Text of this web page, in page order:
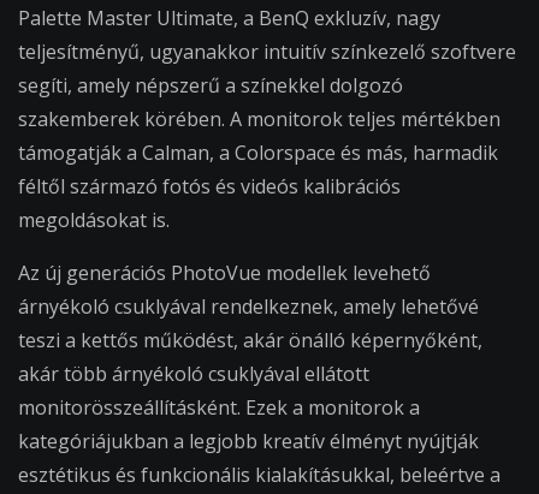
Palette Master Ultimate, a BenQ exkluzív, nagy
teljesítményű, ugyanakkor intuitív színkezelő szoftvere
segíti, amely népszerű a színekkel dolgozó
szakemberek körében. A monitorok teljes mértékben
támogatják a Calman, a Colorspace és más, harmadik
féltől származó fotós és videós kalibrációs
megoldásokat is.
Az új generációs PhotoVue modellek levehető
árnyékoló csuklyával rendelkeznek, amely lehetővé
teszi a kettős működést, akár önálló képernyőként,
akár több árnyékoló csuklyával ellátott
monitorösszeállításként. Ezek a monitorok a
kategóriájukban a legjobb kreatív élményt nyújtják
esztétikus és funkcionális kialakításukkal, beleértve a